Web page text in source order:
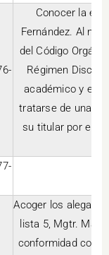
Conocer la
Fernández. Al no
del Código
Régimen
académico y
tratarse de una
su titular por el
Acoger los
lista 5, Mgtr.
conformidad con